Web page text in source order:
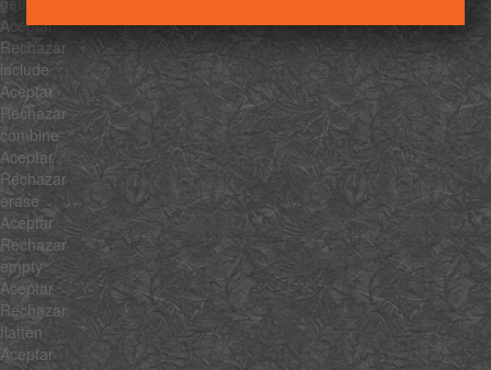
Aceptar
Rechazar
include
Aceptar
Rechazar
combine
Aceptar
Rechazar
erase
Aceptar
Rechazar
empty
Aceptar
Rechazar
flatten
Aceptar